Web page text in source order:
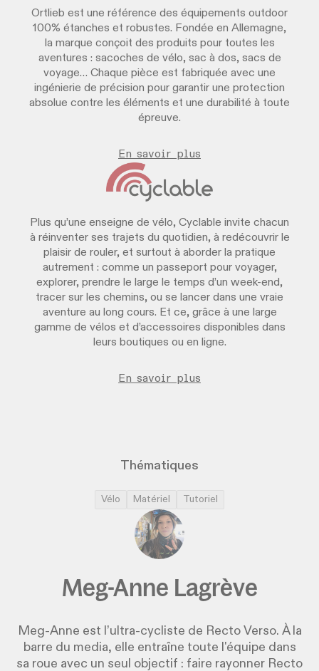
Ortlieb est une référence des équipements outdoor
100% étanches et robustes. Fondée en Allemagne,
la marque conçoit des produits pour toutes les
aventures : sacoches de vélo, sac à dos, sacs de
voyage… Chaque pièce est fabriquée avec une
ingénierie de précision pour garantir une protection
absolue contre les éléments et une durabilité à toute
épreuve.
En savoir plus
Plus qu’une enseigne de vélo, Cyclable invite chacun
à réinventer ses trajets du quotidien, à redécouvrir le
plaisir de rouler, et surtout à aborder la pratique
autrement : comme un passeport pour voyager,
explorer, prendre le large le temps d’un week-end,
tracer sur les chemins, ou se lancer dans une vraie
aventure au long cours. Et ce, grâce à une large
gamme de vélos et d’accessoires disponibles dans
leurs boutiques ou en ligne.
En savoir plus
Thématiques
Vélo Matériel Tutoriel
Meg-Anne Lagrève
Meg-Anne est l’ultra-cycliste de Recto Verso. À la
barre du media, elle entraîne toute l'équipe dans
sa roue avec un seul objectif : faire rayonner Recto